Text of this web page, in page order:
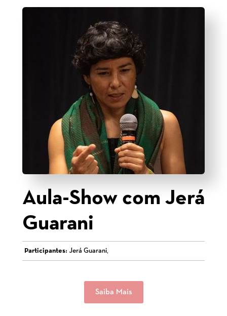
Aula-Show com Jerá
Guarani
Participantes: Jerá Guarani,
Saiba Mais